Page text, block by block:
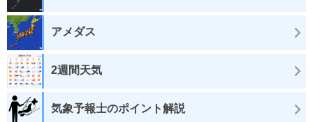
アメダス
2週間天気
気象予報士のポイント解説